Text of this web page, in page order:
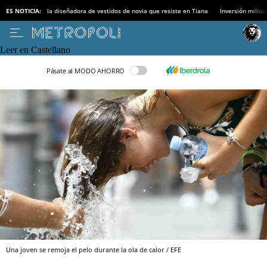
ES NOTICIA: la diseñadora de vestidos de novia que resiste en Tiana Inversión
Leer en Castellano
Pásate al MODO AHORRO
Una joven se remoja el pelo durante la ola de calor / EFE